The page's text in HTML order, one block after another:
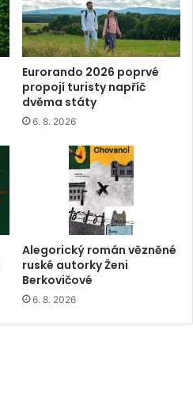
Eurorando 2026 poprvé
propojí turisty napříč
dvěma státy
6. 8. 2026
Alegorický román vězněné
ruské autorky Ženi
Berkovičové
6. 8. 2026